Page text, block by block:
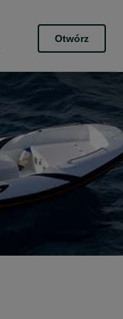
Otwórz